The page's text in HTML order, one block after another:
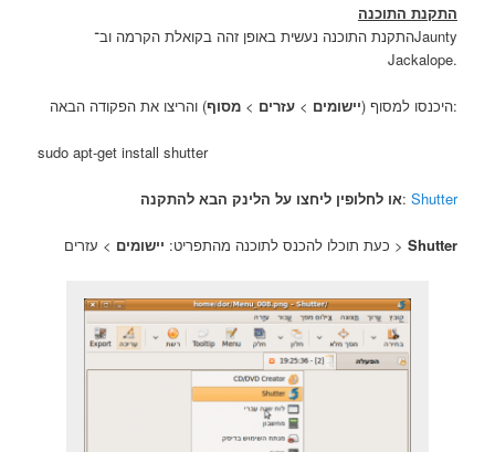
התקנת התוכנה
התקנת התוכנה נעשית באופן זהה בקואלת הקרמה וב־Jaunty
Jackalope.
היכנסו למסוף (יישומים >עזרים >מסוף ) והריצו את הפקודה הבאה:
sudo apt-get install shutter
או לחלופין ליחצו על הלינק הבא להתקנה: Shutter
כעת תוכלו להכנס לתוכנה מהתפריט: יישומים > עזרים > Shutter